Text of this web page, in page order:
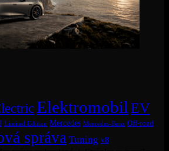
Elektromobil EV
Limited Edition Mercedes Mercedes-Benz Off-road
správa Tuning v8